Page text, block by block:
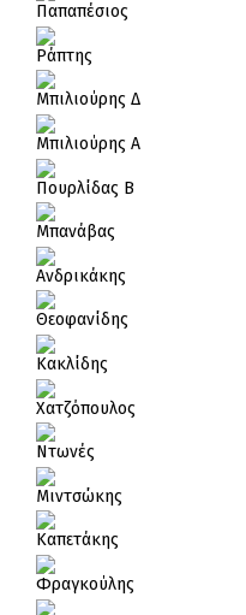
Παπαπέσιος
Ράπτης
Μπιλιούρης Δ
Μπιλιούρης Α
Πουρλίδας Β
Μπανάβας
Ανδρικάκης
Θεοφανίδης
Κακλίδης
Χατζόπουλος
Ντωνές
Μιντσώκης
Καπετάκης
Φραγκούλης